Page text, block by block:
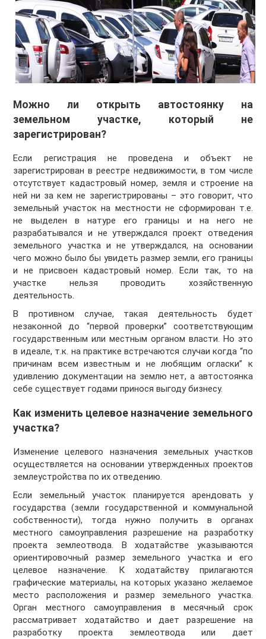
Можно ли открыть автостоянку на
земельном участке, который не
зарегистрирован?
Если регистрация не проведена и объект не
зарегистрирован в реестре недвижимости, в том числе
отсутствует кадастровый номер, земля и строение на
ней ни за кем не зарегистрированы – это говорит, что
земельный участок на местности не сформирован т.е.
не выделен в натуре его границы и на него не
разрабатывался и не утверждался проект отведения
земельного участка и не утверждался, на основании
чего можно было бы увидеть размер земли, его границы
и не присвоен кадастровый номер. Если так, то на
участке нельзя проводить хозяйственную
деятельность.
В противном случае, такая деятельность будет
незаконной до “первой проверки” соответствующим
государственным или местным органом власти. Но это
в идеале, т.к. на практике встречаются случаи когда “по
причинам всем известным и не любящим огласки” к
удивлению документации на землю нет, а автостоянка
себе существует годами принося выгоду бизнесу.
Как изменить целевое назначение земельного
участка?
Изменение целевого назначения земельных участков
осуществляется на основании утвержденных проектов
землеустройства по их отведению.
Если земельный участок планируется арендовать у
государства (земли государственной и коммунальной
собственности), тогда нужно получить в органах
местного самоуправления разрешение на разработку
проекта землеотвода. В ходатайстве указываются
ориентировочный размер земельного участка и его
целевое назначение. К ходатайству прилагаются
графические материалы, на которых указано желаемое
место расположения и размер земельного участка.
Орган местного самоуправления в месячный срок
рассматривает ходатайство и дает разрешение на
разработку проекта землеотвода или дает